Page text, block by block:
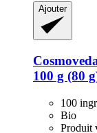
Ajouter
100 g (80
100
Bio
Produit